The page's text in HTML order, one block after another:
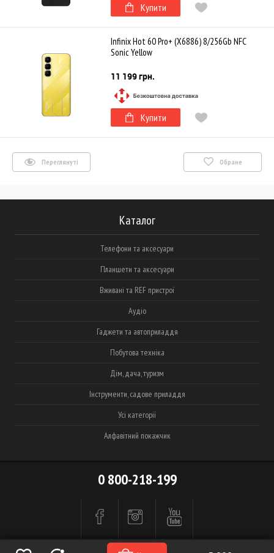
Купити
Infinix Hot 60 Pro+ (X6886) 8/256Gb NFC
Sonic Yellow
11 199 грн.
Купити
Переглянуті Обране
Каталог
Телефони та аксесуари
Планшети та аксесуари
Вживані та REF пристрої
Аудіо
Гаджети та автоприладдя
Побутова техніка
Дім, дача, туризм
Інструменти, садове приладдя
Усі категорії
Алфавітний покажчик
0 800-218-199